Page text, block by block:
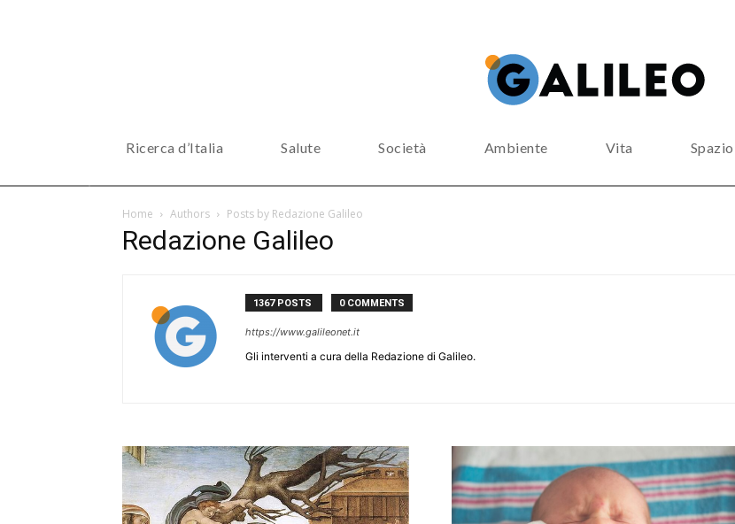
Ricerca d’Italia Salute Società Ambiente Vita Spazio
Home Authors Posts by Redazione Galileo
Redazione Galileo
1367 POSTS 0 COMMENTS
https://www.galileonet.it
Gli interventi a cura della Redazione di Galileo.